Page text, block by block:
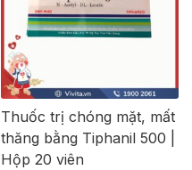
Thuốc trị chóng mặt, mất
thăng bằng Tiphanil 500 |
Hộp 20 viên